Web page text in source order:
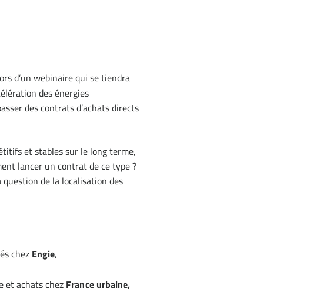
d’un webinaire qui se tiendra
des énergies
des contrats d’achats directs
et stables sur le long terme,
lancer un contrat de ce type ?
de la localisation des
chez Engie,
et achats chez France urbaine,